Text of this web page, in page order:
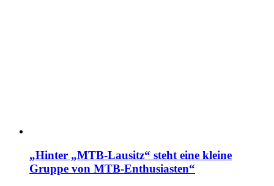
„Hinter „MTB-Lausitz“ steht eine kleine
Gruppe von MTB-Enthusiasten“